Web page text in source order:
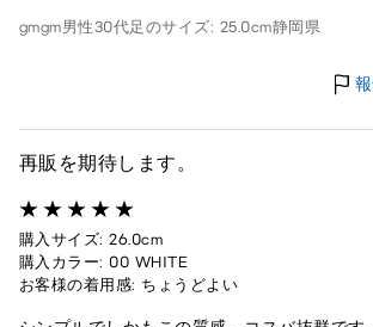
gmgm男性30代足のサイズ: 25.0cm静岡県
再販を期待します。
購入サイズ: 26.0cm
購入カラー: 00 WHITE
お客様の着用感: ちょうどよい